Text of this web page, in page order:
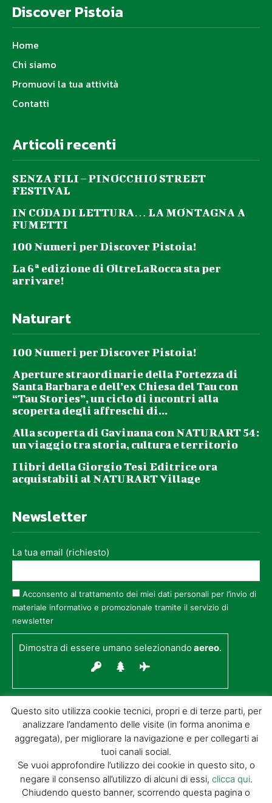
Discover Pistoia
Home
Chi siamo
Promuovi la tua attività
Contatti
Articoli recenti
SENZA FILI – PINOCCHIO STREET
FESTIVAL
IN CODA DI LETTURA… LA MONTAGNA A
FUMETTI
100 Numeri per Discover Pistoia!
La 6ª edizione di OltreLaRocca sta per
arrivare!
Naturart
100 Numeri per Discover Pistoia!
Aperture straordinarie della Fortezza di
Santa Barbara e dell’ex Chiesa del Tau con
“Tau Stories”, un ciclo di incontri alla
scoperta degli affreschi di...
Alla scoperta di Gavinana con NATURART 54:
un viaggio tra storia, cultura e territorio
I libri della Giorgio Tesi Editrice ora
acquistabili al NATURART Village
Newsletter
La tua email (richiesto)
Acconsento al trattamento dei miei dati personali per l’invio di
materiale informativo e promozionale tramite il servizio di
newsletter
Dimostra di essere umano selezionandoaereo.
© GIORGIO TESI EDITRICE S.R.L. | P.IVA
01732650476 | VIA DI BADIA 14 – 51100 LOC.
Questo sito utilizza cookie tecnici, propri e di terze parti, per
analizzare l’andamento delle visite (in forma anonima e
aggregata), per migliorare la navigazione e per collegarti ai
tuoi canali social.
Se vuoi approfondire l’utilizzo dei cookie in questo sito, o
negare il consenso all’utilizzo di alcuni di essi, clicca qui.
Chiudendo questo banner, scorrendo questa pagina o